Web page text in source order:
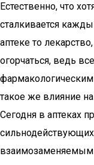
Естественно, что
сталкивается
аптеке то
огорчаться, ведь
такое же влияние
Сегодня в аптеках